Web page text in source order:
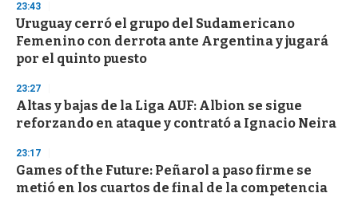
3
s
e
c
o
d
s
23:43
Uruguay cerró el grupo del Sudamericano
Femenino con derrota ante Argentina y jugará
por el quinto puesto
23:27
Altas y bajas de la Liga AUF: Albion se sigue
reforzando en ataque y contrató a Ignacio Neira
23:17
Games of the Future: Peñarol a paso firme se
metió en los cuartos de final de la competencia